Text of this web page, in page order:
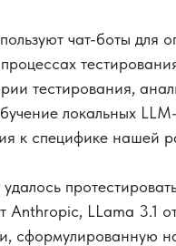
чат-боты для
тестирования,
локальных
к специфике нашей
Anthropic, LLama 3.1
сформулированную